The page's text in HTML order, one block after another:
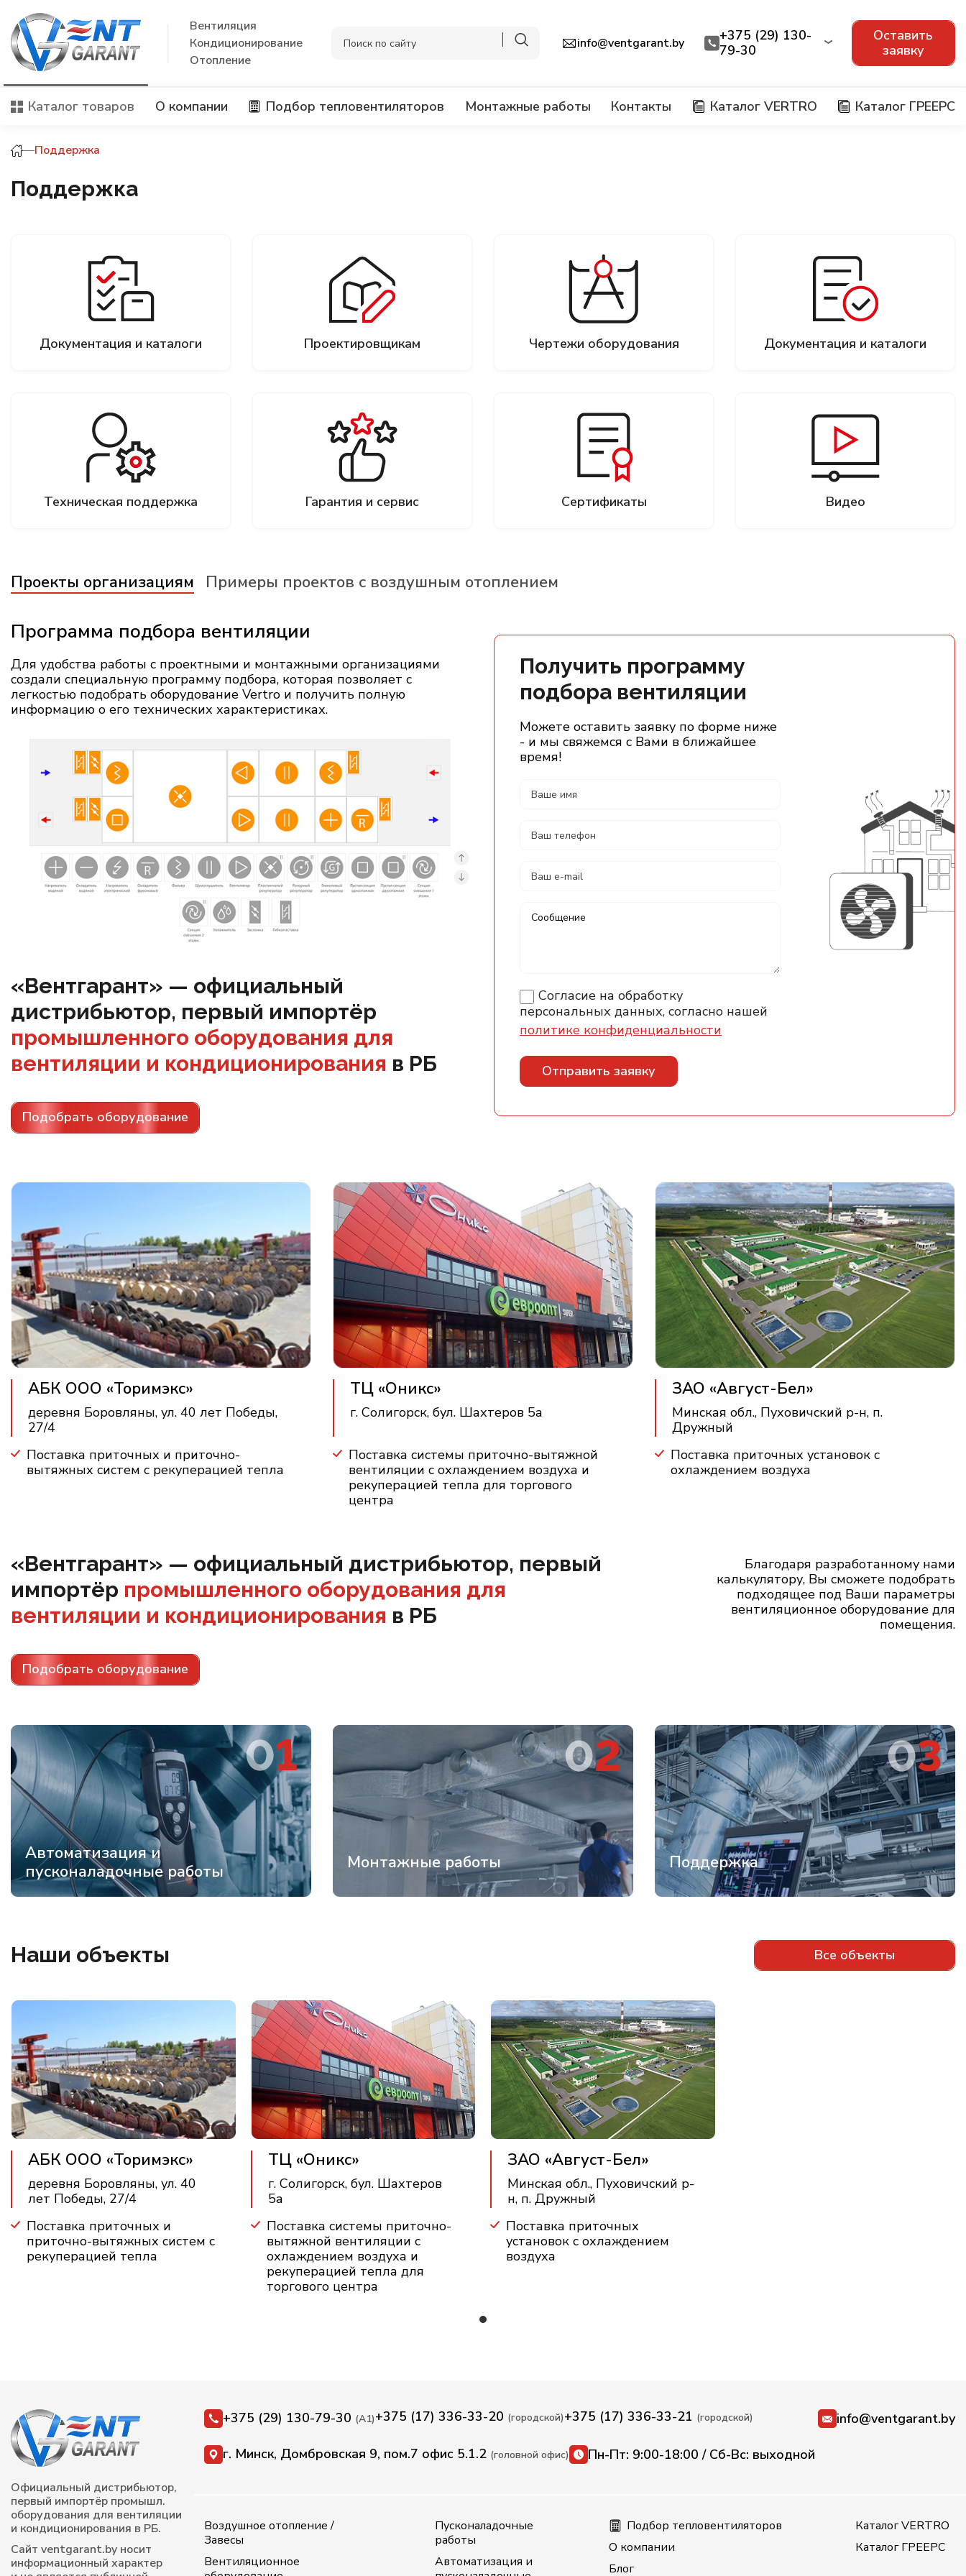
Вентиляция
Кондиционирование
Отопление
info@ventgarant.by
+375 (29) 130-
79-30
Оставить
заявку
Каталог товаров
Дополнительное оборудование
О компании Подбор тепловентиляторов Монтажные работы Контакты Каталог VERTRO Каталог ГРЕЕРС
Поддержка
—Поддержка
Документация и каталоги Проектировщикам Чертежи оборудования Документация и каталоги
Техническая поддержка Гарантия и сервис Сертификаты Видео
Проекты организациям Примеры проектов с воздушным отоплением
Программа подбора вентиляции
Для удобства работы с проектными и монтажными организациями
создали специальную программу подбора, которая позволяет c
легкостью подобрать оборудование Vertro и получить полную
информацию о его технических характеристиках.
«Вентгарант» — официальный
дистрибьютор, первый импортёр
промышленного оборудования для
вентиляции и кондиционирования в РБ
Подобрать оборудование
Получить программу
подбора вентиляции
Можете оставить заявку по форме ниже
- и мы свяжемся с Вами в ближайшее
время!
Согласие на обработку
персональных данных, согласно нашей
политике конфиденциальности
АБК ООО «Торимэкс»
деревня Боровляны, ул. 40 лет Победы,
27/4
Поставка приточных и приточно-
вытяжных систем с рекуперацией тепла
ТЦ «Оникс»
г. Солигорск, бул. Шахтеров 5а
Поставка системы приточно-вытяжной
вентиляции с охлаждением воздуха и
рекуперацией тепла для торгового
центра
ЗАО «Август-Бел»
Минская обл., Пуховичский р-н, п.
Дружный
Поставка приточных установок с
охлаждением воздуха
«Вентгарант» — официальный дистрибьютор, первый
импортёр промышленного оборудования для
вентиляции и кондиционирования в РБ
Благодаря разработанному нами
калькулятору, Вы сможете подобрать
подходящее под Ваши параметры
вентиляционное оборудование для
помещения.
Подобрать оборудование
Автоматизация и
пусконаладочные работы
Монтажные работы Поддержка
Наши объекты Все объекты
АБК ООО «Торимэкс»
деревня Боровляны, ул. 40
лет Победы, 27/4
Поставка приточных и
приточно-вытяжных систем с
рекуперацией тепла
ТЦ «Оникс»
г. Солигорск, бул. Шахтеров
5а
Поставка системы приточно-
вытяжной вентиляции с
охлаждением воздуха и
рекуперацией тепла для
торгового центра
ЗАО «Август-Бел»
Минская обл., Пуховичский р-
н, п. Дружный
Поставка приточных
установок с охлаждением
воздуха
Официальный дистрибьютор,
первый импортёр промышл.
оборудования для вентиляции
и кондиционирования в РБ.
Сайт ventgarant.by носит
информационный характер
+375 (29) 130-79-30 (А1)+375 (17) 336-33-20 (городской)+375 (17) 336-33-21 (городской) info@ventgarant.by
г. Минск, Домбровская 9, пом.7 офис 5.1.2 (головной офис) Пн-Пт: 9:00-18:00 / Сб-Вс: выходной
Воздушное отопление /
Завесы
Вентиляционное
Пусконаладочные
работы
Автоматизация и
Подбор тепловентиляторов
О компании
Блог
Каталог VERTRO
Каталог ГРЕЕРС